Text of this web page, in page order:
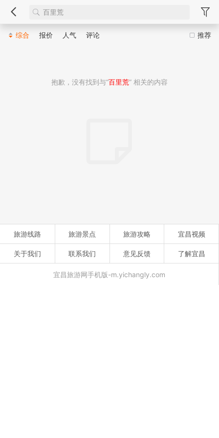
推荐
综合 报价 人气 评论
抱歉，没有找到与“百里荒” 相关的内容
旅游线路 旅游景点 旅游攻略 宜昌视频
关于我们 联系我们 意见反馈 了解宜昌
宜昌旅游网手机版-m.yichangly.com